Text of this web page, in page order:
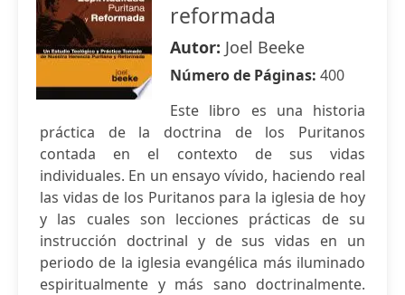
reformada
Autor: Joel Beeke
Número de Páginas: 400
Este libro es una historia
práctica de la doctrina de los Puritanos
contada en el contexto de sus vidas
individuales. En un ensayo vívido, haciendo real
las vidas de los Puritanos para la iglesia de hoy
y las cuales son lecciones prácticas de su
instrucción doctrinal y de sus vidas en un
periodo de la iglesia evangélica más iluminado
espiritualmente y más sano doctrinalmente.